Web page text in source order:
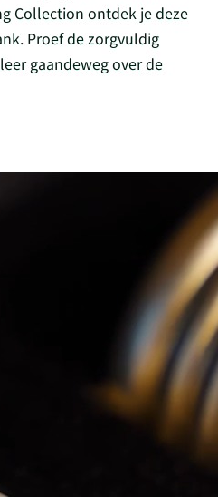
Collection ontdek je deze
Proef de zorgvuldig
gaandeweg over de